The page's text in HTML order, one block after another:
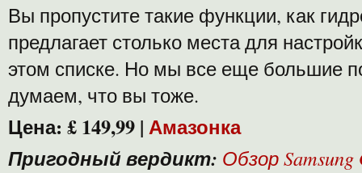
Вы пропустите такие функции, как
предлагает столько места для
этом списке. Но мы все еще большие
думаем, что вы тоже.
Цена: £ 149,99 | Амазонка
Пригодный вердикт: Обзор Samsung